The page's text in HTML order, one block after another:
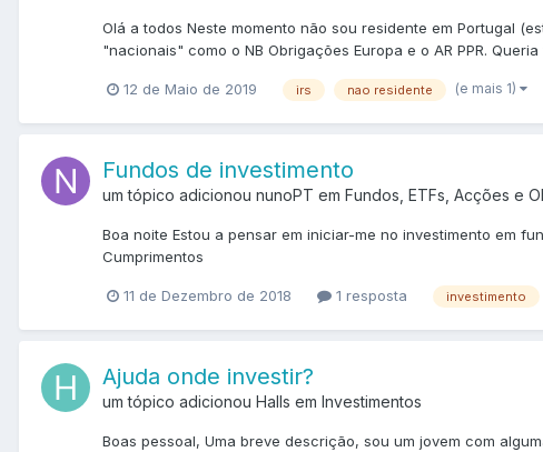
Olá a todos Neste momento não sou residente em Portugal
"nacionais" como o NB Obrigações Europa e o AR PPR.
12 de Maio de 2019 irs nao residente (e mais 1)
Fundos de investimento
um tópico adicionou nunoPT em Fundos, ETFs, Acções e
Boa noite Estou a pensar em iniciar-me no investimento em
Cumprimentos
11 de Dezembro de 2018 1 resposta investimento
Ajuda onde investir?
um tópico adicionou Halls em Investimentos
Boas pessoal, Uma breve descrição, sou um jovem com